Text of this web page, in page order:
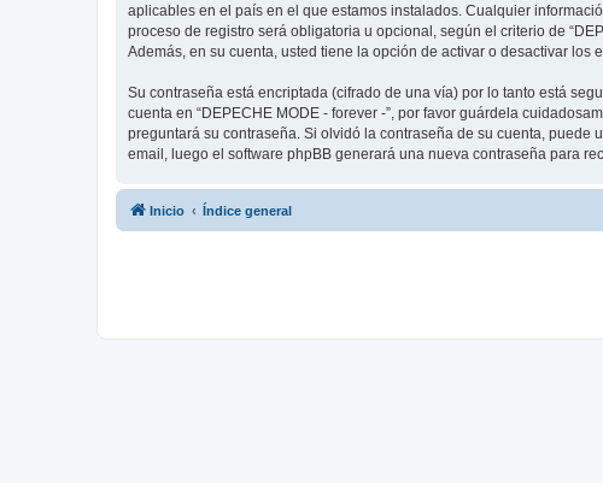
aplicables en el país en el que estamos instalados. Cualquier
proceso de registro será obligatoria u opcional, según el criterio de
Además, en su cuenta, usted tiene la opción de activar o desactivar los
Su contraseña está encriptada (cifrado de una vía) por lo tanto está
cuenta en “DEPECHE MODE - forever -”, por favor guárdela
preguntará su contraseña. Si olvidó la contraseña de su cuenta, puede
email, luego el software phpBB generará una nueva contraseña para
Inicio Índice general